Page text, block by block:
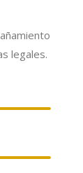
legales.